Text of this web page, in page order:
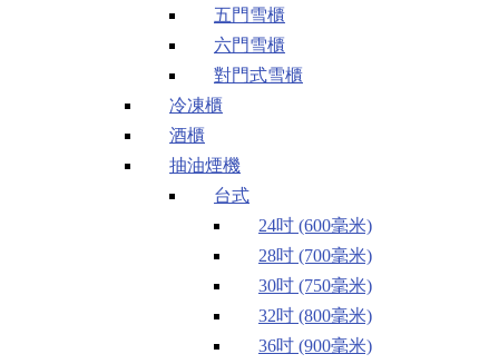
五門雪櫃
六門雪櫃
對門式雪櫃
冷凍櫃
酒櫃
抽油煙機
台式
24吋 (600毫米)
28吋 (700毫米)
30吋 (750毫米)
32吋 (800毫米)
36吋 (900毫米)